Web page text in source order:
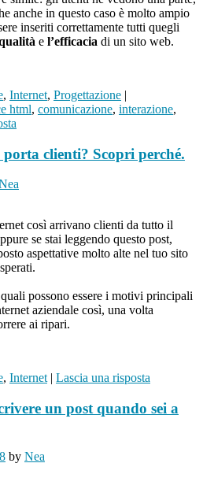
anche in questo caso è molto ampio
inseriti correttamente tutti quegli
e l’efficacia di un sito web.
, Internet, Progettazione |
html, comunicazione, interazione,
clienti? Scopri perché.
così arrivano clienti da tutto il
se stai leggendo questo post,
aspettative molto alte nel tuo sito
possono essere i motivi principali
aziendale così, una volta
ai ripari.
, Internet | Lascia una risposta
un post quando sei a
by Nea